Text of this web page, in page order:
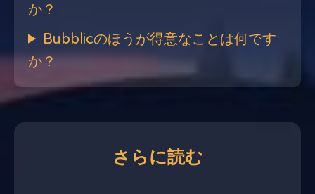
か？
Bubblicのほうが得意なことは何です
か？
さらに読む